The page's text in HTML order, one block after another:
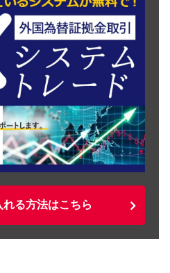
る方法はこちら